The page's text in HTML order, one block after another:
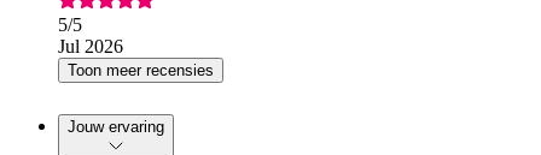
5/5
Jul 2026
Toon meer recensies
Jouw ervaring